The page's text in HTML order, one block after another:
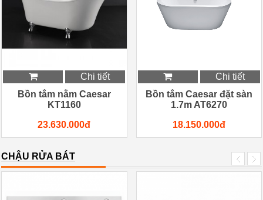
Chi tiết
Bồn tắm nằm Caesar
KT1160
23.630.000đ
Chi tiết
Bồn tắm Caesar đặt sàn
1.7m AT6270
18.150.000đ
CHẬU RỬA BÁT